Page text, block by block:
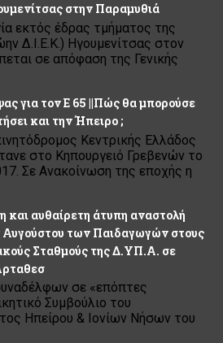
στην Παραμυθιά
εκτός έδρας τμήματος της
Δ.Ι.Ε.Κ.) Ηγουμενίτσας στον
σε απόφαση της Γενικής
για τον Ε 65 ||Πώς θα μπορούσε
και την Ήπειρο ;
Κεντρικής Ελλάδος
στο Κηπουργειό Γρεβενών το
Σε Ανακοίνωση της εποχής η
αυθαίρετη άτυπη αναστολή
των Παιδαγωγών στους
Σταθμούς της Δ.ΥΠ.Α. σε
σε «επόπτες
Συμβούλιο του
Ηπείρου & Ιονίων Νήσων του